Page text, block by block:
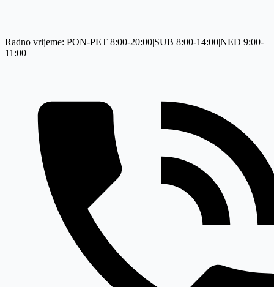
Radno vrijeme: PON-PET 8:00-20:00|SUB 8:00-14:00|NED 9:00-
11:00